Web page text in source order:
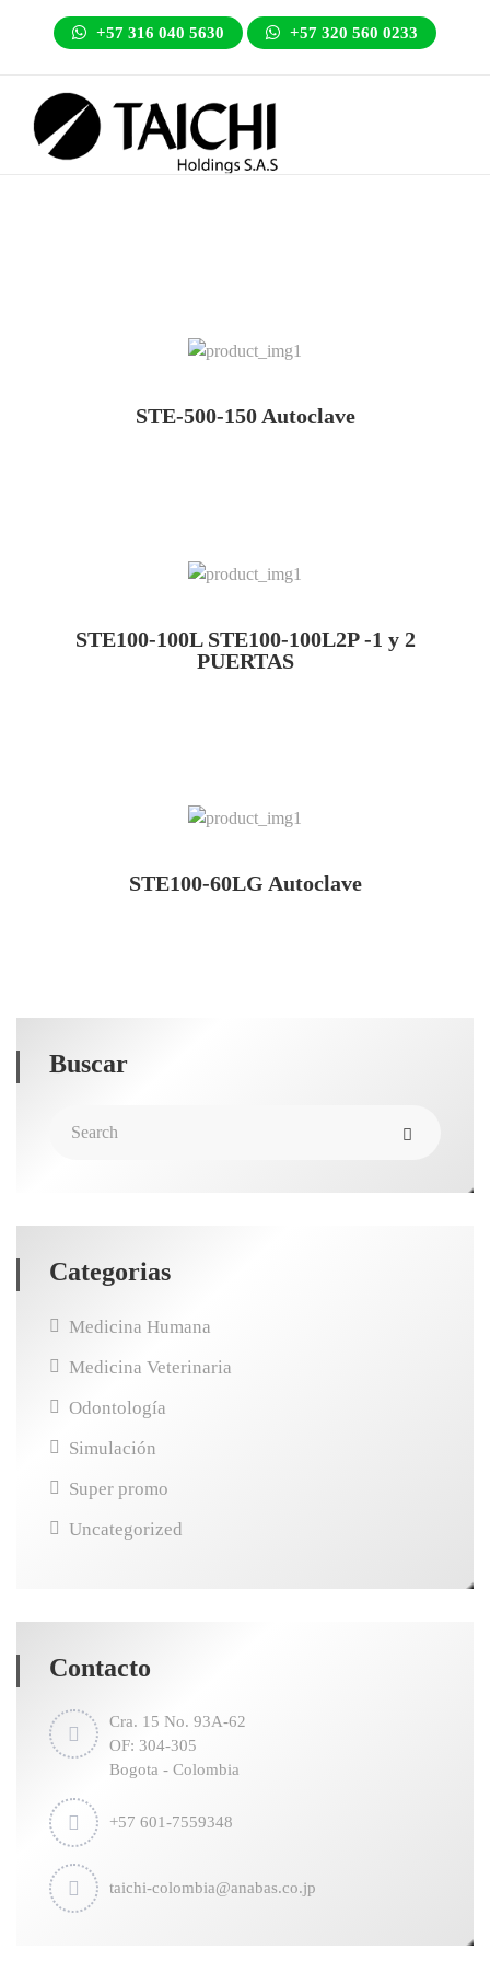
+57 316 040 5630 +57 320 560 0233
Buscar
Categorias
Medicina Humana
Medicina Veterinaria
Odontología
Simulación
Super promo
Uncategorized
Contacto
Cra. 15 No. 93A-62
OF: 304-305
Bogota - Colombia
+57 601-7559348
taichi-colombia@anabas.co.jp
STE-500-150 Autoclave
STE100-100L STE100-100L2P -1 y 2
PUERTAS
STE100-60LG Autoclave